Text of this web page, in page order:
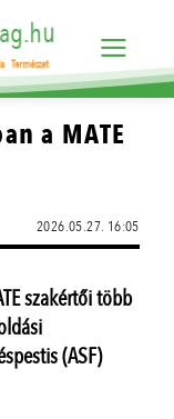
Természet
a MATE
2026.05.27. 16:05
szakértői több
(ASF)